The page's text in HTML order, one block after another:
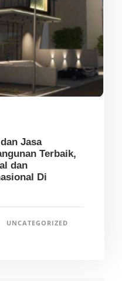
Jasa
Terbaik,
dan
Di
UNCATEGORIZED